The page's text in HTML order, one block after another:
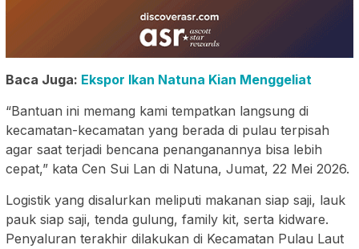
Baca Juga: Ekspor Ikan Natuna Kian Menggeliat
“Bantuan ini memang kami tempatkan langsung di
kecamatan-kecamatan yang berada di pulau terpisah
agar saat terjadi bencana penanganannya bisa lebih
cepat,” kata Cen Sui Lan di Natuna, Jumat, 22 Mei 2026.
Logistik yang disalurkan meliputi makanan siap saji, lauk
pauk siap saji, tenda gulung, family kit, serta kidware.
Penyaluran terakhir dilakukan di Kecamatan Pulau Laut